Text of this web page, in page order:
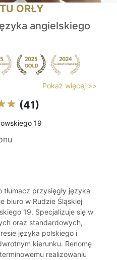
ORŁY
angielskiego
Pokaż więcej >>
(41)
19
tłumacz przysięgły języka
biuro w Rudzie Śląskiej
19. Specjalizuje się w
oraz standardowych,
języka polskiego i
kierunku. Renomę
realizowaniu